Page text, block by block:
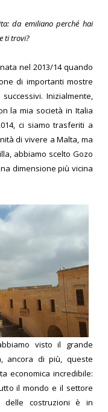
da emiliano perché hai
ti trovi?
nel 2013/14 quando
di importanti mostre
Inizialmente,
la mia società in Italia
ci siamo trasferiti a
di vivere a Malta, ma
abbiamo scelto Gozo
dimensione più vicina
visto il grande
ancora di più, queste
economica incredibile:
il mondo e il settore
delle costruzioni è in